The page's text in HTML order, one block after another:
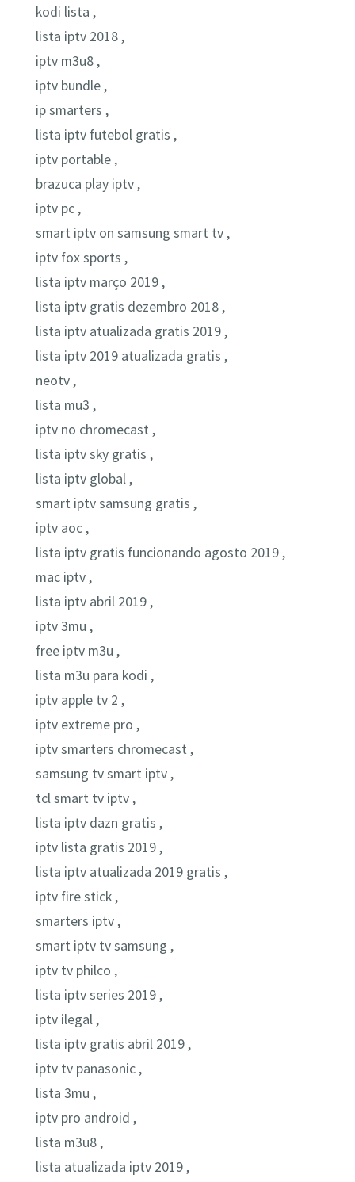
kodi lista ,
lista iptv 2018 ,
iptv m3u8 ,
iptv bundle ,
ip smarters ,
lista iptv futebol gratis ,
iptv portable ,
brazuca play iptv ,
iptv pc ,
smart iptv on samsung smart tv ,
iptv fox sports ,
lista iptv março 2019 ,
lista iptv gratis dezembro 2018 ,
lista iptv atualizada gratis 2019 ,
lista iptv 2019 atualizada gratis ,
neotv ,
lista mu3 ,
iptv no chromecast ,
lista iptv sky gratis ,
lista iptv global ,
smart iptv samsung gratis ,
iptv aoc ,
lista iptv gratis funcionando agosto 2019 ,
mac iptv ,
lista iptv abril 2019 ,
iptv 3mu ,
free iptv m3u ,
lista m3u para kodi ,
iptv apple tv 2 ,
iptv extreme pro ,
iptv smarters chromecast ,
samsung tv smart iptv ,
tcl smart tv iptv ,
lista iptv dazn gratis ,
iptv lista gratis 2019 ,
lista iptv atualizada 2019 gratis ,
iptv fire stick ,
smarters iptv ,
smart iptv tv samsung ,
iptv tv philco ,
lista iptv series 2019 ,
iptv ilegal ,
lista iptv gratis abril 2019 ,
iptv tv panasonic ,
lista 3mu ,
iptv pro android ,
lista m3u8 ,
lista atualizada iptv 2019 ,